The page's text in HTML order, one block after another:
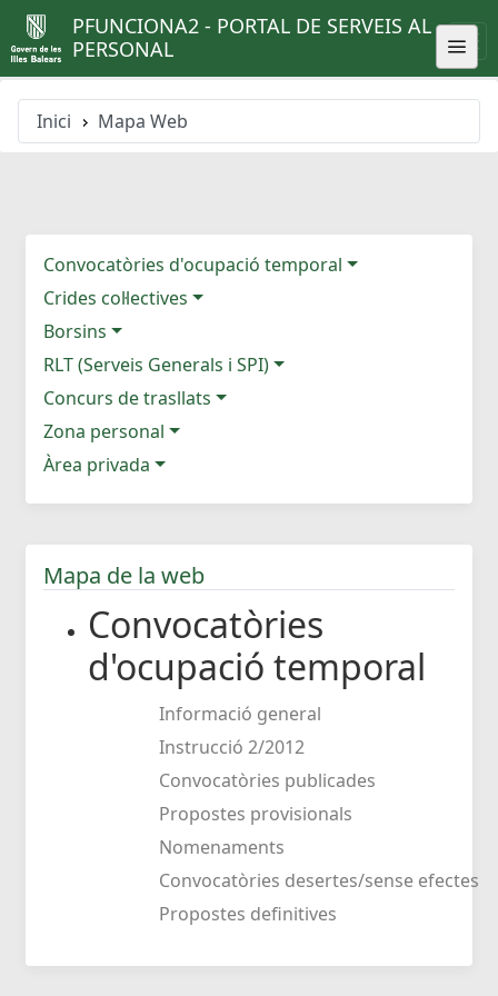
PFUNCIONA2 - PORTAL DE SERVEIS AL
PERSONAL
Inici Mapa Web
Convocatòries d'ocupació temporal
Crides col·lectives
Borsins
RLT (Serveis Generals i SPI)
Concurs de trasllats
Zona personal
Àrea privada
Mapa de la web
Convocatòries
d'ocupació temporal
Informació general
Instrucció 2/2012
Convocatòries publicades
Propostes provisionals
Nomenaments
Convocatòries desertes/sense efectes
Propostes definitives